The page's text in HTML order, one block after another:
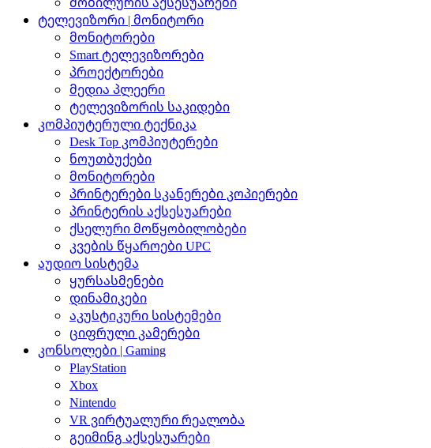
ტელევიზორი | მონიტორი
მონიტორები
Smart ტელევიზორები
პროექტორები
მედია პლეერი
ტელევიზორის საკიდები
კომპიუტერული ტექნიკა
Desk Top კომპიუტერები
ნოუთბუქები
მონიტორები
პრინტერები სკანერები კოპიერები
პრინტერის აქსესუარები
ქსელური მოწყობილობები
კვების წყაროები UPC
აუდიო სისტემა
ყურსასმენები
დინამიკები
აკუსტიკური სისტემები
ციფრული კამერები
კონსოლები | Gaming
PlayStation
Xbox
Nintendo
VR ვირტუალური რეალობა
გეიმინგ აქსესუარები